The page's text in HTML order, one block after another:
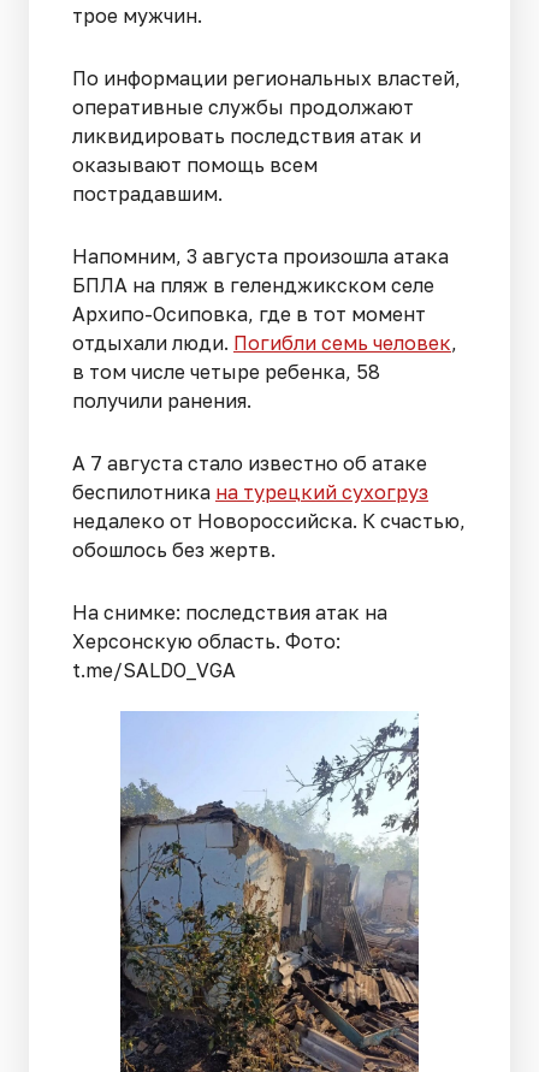
трое мужчин.
По информации региональных властей,
оперативные службы продолжают
ликвидировать последствия атак и
оказывают помощь всем
пострадавшим.
Напомним, 3 августа произошла атака
БПЛА на пляж в геленджикском селе
Архипо-Осиповка, где в тот момент
отдыхали люди. Погибли семь человек,
в том числе четыре ребенка, 58
получили ранения.
А 7 августа стало известно об атаке
беспилотника на турецкий сухогруз
недалеко от Новороссийска. К счастью,
обошлось без жертв.
На снимке: последствия атак на
Херсонскую область. Фото:
t.me/SALDO_VGA